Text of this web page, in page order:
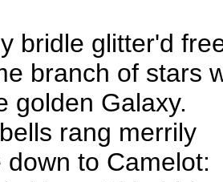
bridle glitter'd
branch of stars
golden Galaxy.
rang merrily
to Camelot: